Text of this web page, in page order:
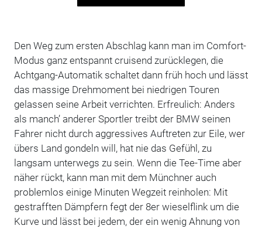
Den Weg zum ersten Abschlag kann man im Comfort-
Modus ganz entspannt cruisend zurücklegen, die
Achtgang-Automatik schaltet dann früh hoch und lässt
das massige Drehmoment bei niedrigen Touren
gelassen seine Arbeit verrichten. Erfreulich: Anders
als manch’ anderer Sportler treibt der BMW seinen
Fahrer nicht durch aggressives Auftreten zur Eile, wer
übers Land gondeln will, hat nie das Gefühl, zu
langsam unterwegs zu sein. Wenn die Tee-Time aber
näher rückt, kann man mit dem Münchner auch
problemlos einige Minuten Wegzeit reinholen: Mit
gestrafften Dämpfern fegt der 8er wieselflink um die
Kurve und lässt bei jedem, der ein wenig Ahnung von